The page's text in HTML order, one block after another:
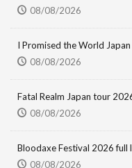
08/08/2026
I Promised the World
08/08/2026
Fatal Realm Japan tour
08/08/2026
Bloodaxe Festival 2026 full
08/08/2026